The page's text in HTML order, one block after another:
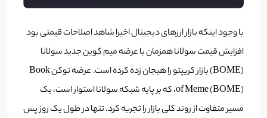
با وجود اینکه بازار ارزهای دیجیتال اخیرا شاهد اصلاحات قیمتی بود
افزایش قیمت سولانا همزمان با عرضه میم کوین جدید سولانا
(BOME) بازار کریپتو را هیجان زده کرده است. عرضه توکن Book
of Meme (BOME)، که بر پایه شبکه سولانا استوار است، یک
مسیر متفاوت از روند کلی بازار را تجربه کرد. تنها در طول یک روز پس